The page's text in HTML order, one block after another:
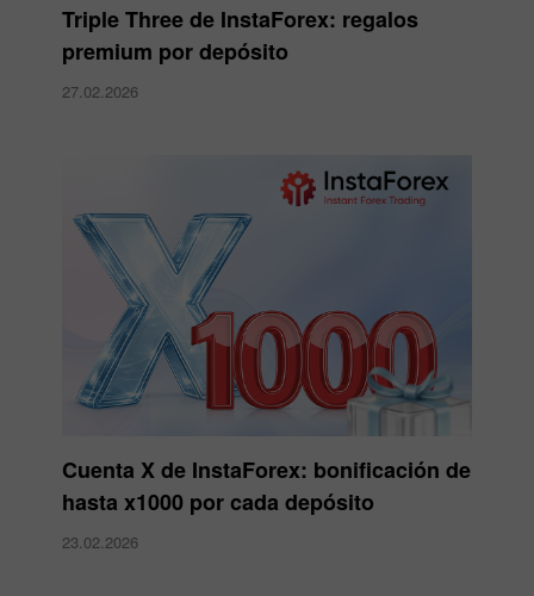
Triple Three de InstaForex: regalos
premium por depósito
27.02.2026
Cuenta X de InstaForex: bonificación de
hasta x1000 por cada depósito
23.02.2026